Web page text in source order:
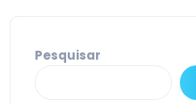
Pesquisar